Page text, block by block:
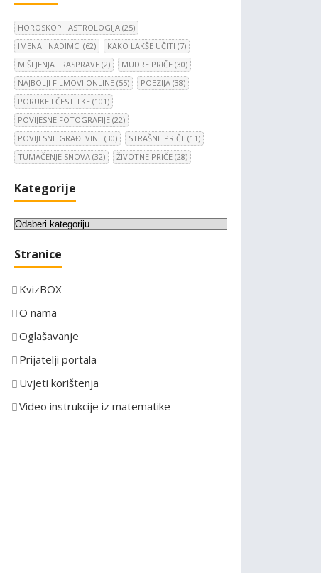
HOROSKOP I ASTROLOGIJA (25)
IMENA I NADIMCI (62) KAKO LAKŠE UČITI (7)
MIŠLJENJA I RASPRAVE (2) MUDRE PRIČE (30)
NAJBOLJI FILMOVI ONLINE (55) POEZIJA (38)
PORUKE I ČESTITKE (101)
POVIJESNE FOTOGRAFIJE (22)
POVIJESNE GRAĐEVINE (30) STRAŠNE PRIČE (11)
TUMAČENJE SNOVA (32) ŽIVOTNE PRIČE (28)
Kategorije
K
t
g
o
i
j
e
Stranice
KvizBOX
O nama
Oglašavanje
Prijatelji portala
Uvjeti korištenja
Video instrukcije iz matematike